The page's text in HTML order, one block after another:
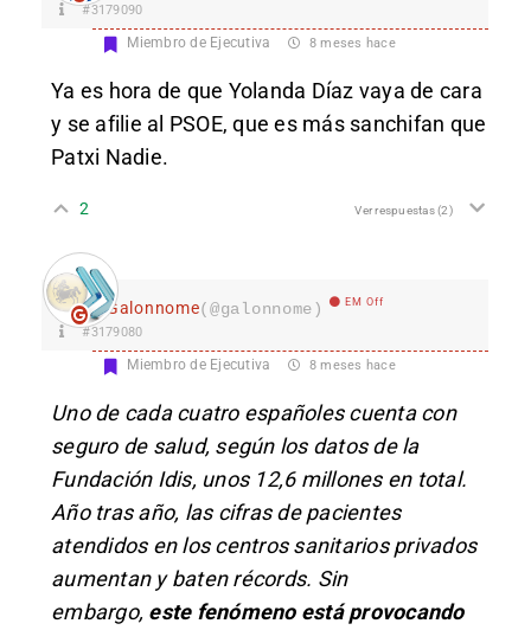
#3179090
Miembro de Ejecutiva 8 meses hace
Ya es hora de que Yolanda Díaz vaya de cara
y se afilie al PSOE, que es más sanchifan que
Patxi Nadie.
2 Ver respuestas(2)
Galonnome(@galonnome) EM Off
#3179080
Miembro de Ejecutiva 8 meses hace
Uno de cada cuatro españoles cuenta con
seguro de salud, según los datos de la
Fundación Idis, unos 12,6 millones en total.
Año tras año, las cifras de pacientes
atendidos en los centros sanitarios privados
aumentan y baten récords. Sin
embargo, este fenómeno está provocando